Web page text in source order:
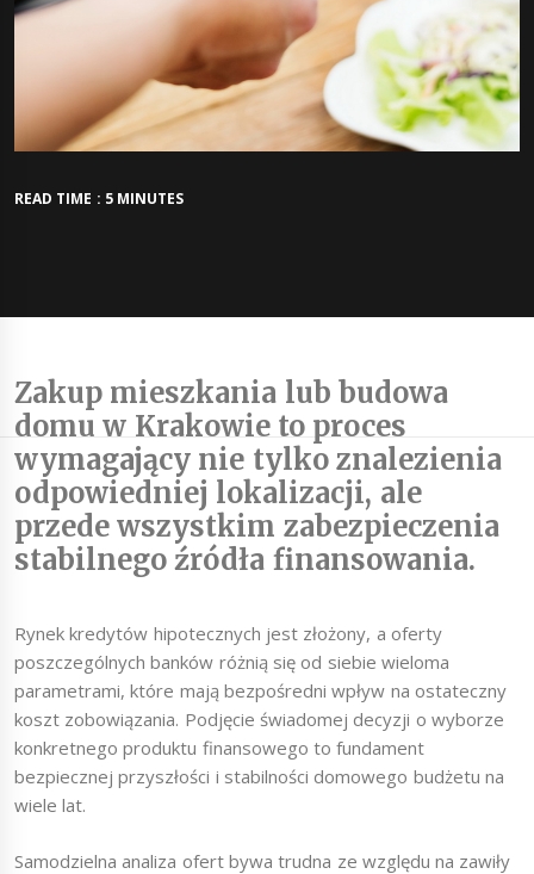
READ TIME : 5 MINUTES
Zakup mieszkania lub budowa
domu w Krakowie to proces
wymagający nie tylko znalezienia
odpowiedniej lokalizacji, ale
przede wszystkim zabezpieczenia
stabilnego źródła finansowania.
Rynek kredytów hipotecznych jest złożony, a oferty
poszczególnych banków różnią się od siebie wieloma
parametrami, które mają bezpośredni wpływ na ostateczny
koszt zobowiązania. Podjęcie świadomej decyzji o wyborze
konkretnego produktu finansowego to fundament
bezpiecznej przyszłości i stabilności domowego budżetu na
wiele lat.
Samodzielna analiza ofert bywa trudna ze względu na zawiły